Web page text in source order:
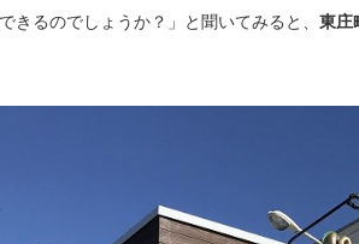
きるのでしょうか？」と聞いてみると、 東庄